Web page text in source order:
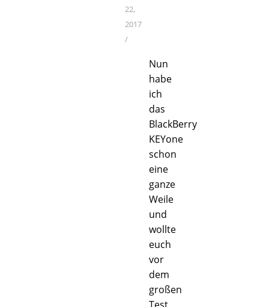
22,
2017
/
Nun
habe
ich
das
BlackBerry
KEYone
schon
eine
ganze
Weile
und
wollte
euch
vor
dem
großen
Test